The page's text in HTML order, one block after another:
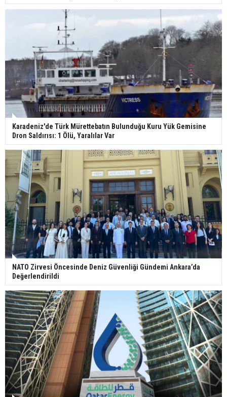
Karadeniz'de Türk Mürettebatın Bulunduğu Kuru Yük Gemisine
Dron Saldırısı: 1 Ölü, Yaralılar Var
NATO Zirvesi Öncesinde Deniz Güvenliği Gündemi Ankara’da
Değerlendirildi